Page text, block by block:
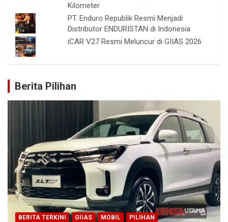
Kilometer
PT. Enduro Republik Resmi Menjadi
Distributor ENDURISTAN di Indonesia
iCAR V27 Resmi Meluncur di GIIAS 2026
Berita Pilihan
BERITA TERKINI GIIAS MOBIL PILIHAN